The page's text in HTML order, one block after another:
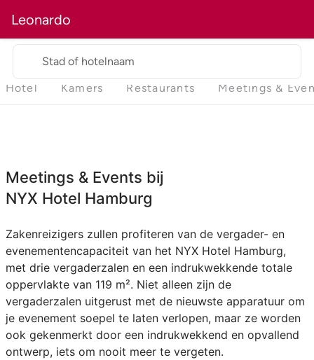
Leonardo
Stad of hotelnaam
Hotel Kamers Restaurants Meetings &
Meetings & Events bij
NYX Hotel Hamburg
Zakenreizigers zullen profiteren van de vergader- en
evenementencapaciteit van het NYX Hotel Hamburg,
met drie vergaderzalen en een indrukwekkende totale
oppervlakte van 119 m². Niet alleen zijn de
vergaderzalen uitgerust met de nieuwste apparatuur om
je evenement soepel te laten verlopen, maar ze worden
ook gekenmerkt door een indrukwekkend en opvallend
ontwerp, iets om nooit meer te vergeten.